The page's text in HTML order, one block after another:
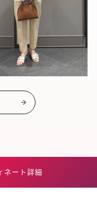
ネート詳細